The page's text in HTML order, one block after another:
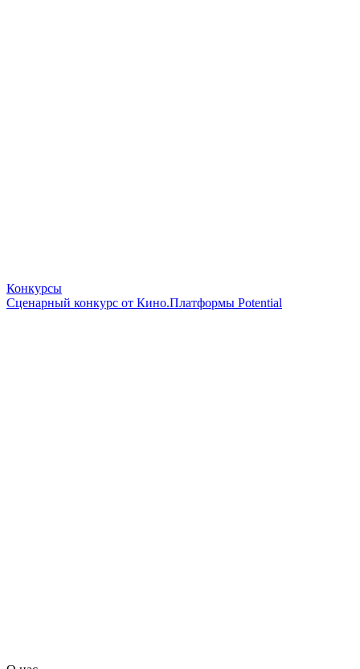
Конкурсы
Сценарный конкурс от Кино.Платформы Potential